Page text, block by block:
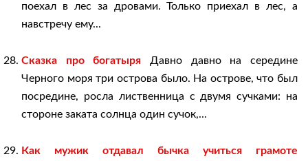
поехал в лес за дровами. Только приехал в лес, а
навстречу ему...
Сказка про богатыря Давно давно на середине
Черного моря три острова было. На острове, что был
посредине, росла лиственница с двумя сучками: на
стороне заката солнца один сучок,...
Как мужик отдавал бычка учиться грамоте